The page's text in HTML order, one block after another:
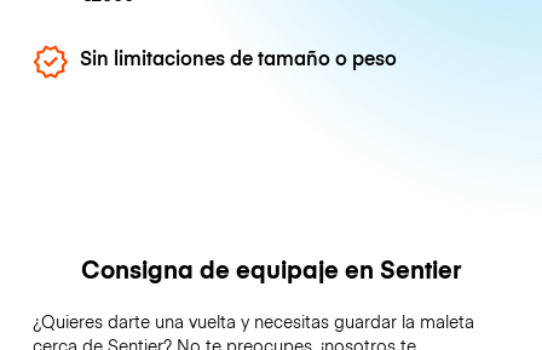
Sin limitaciones de tamaño o peso
Consigna de equipaje en Sentier
¿Quieres darte una vuelta y necesitas guardar la maleta